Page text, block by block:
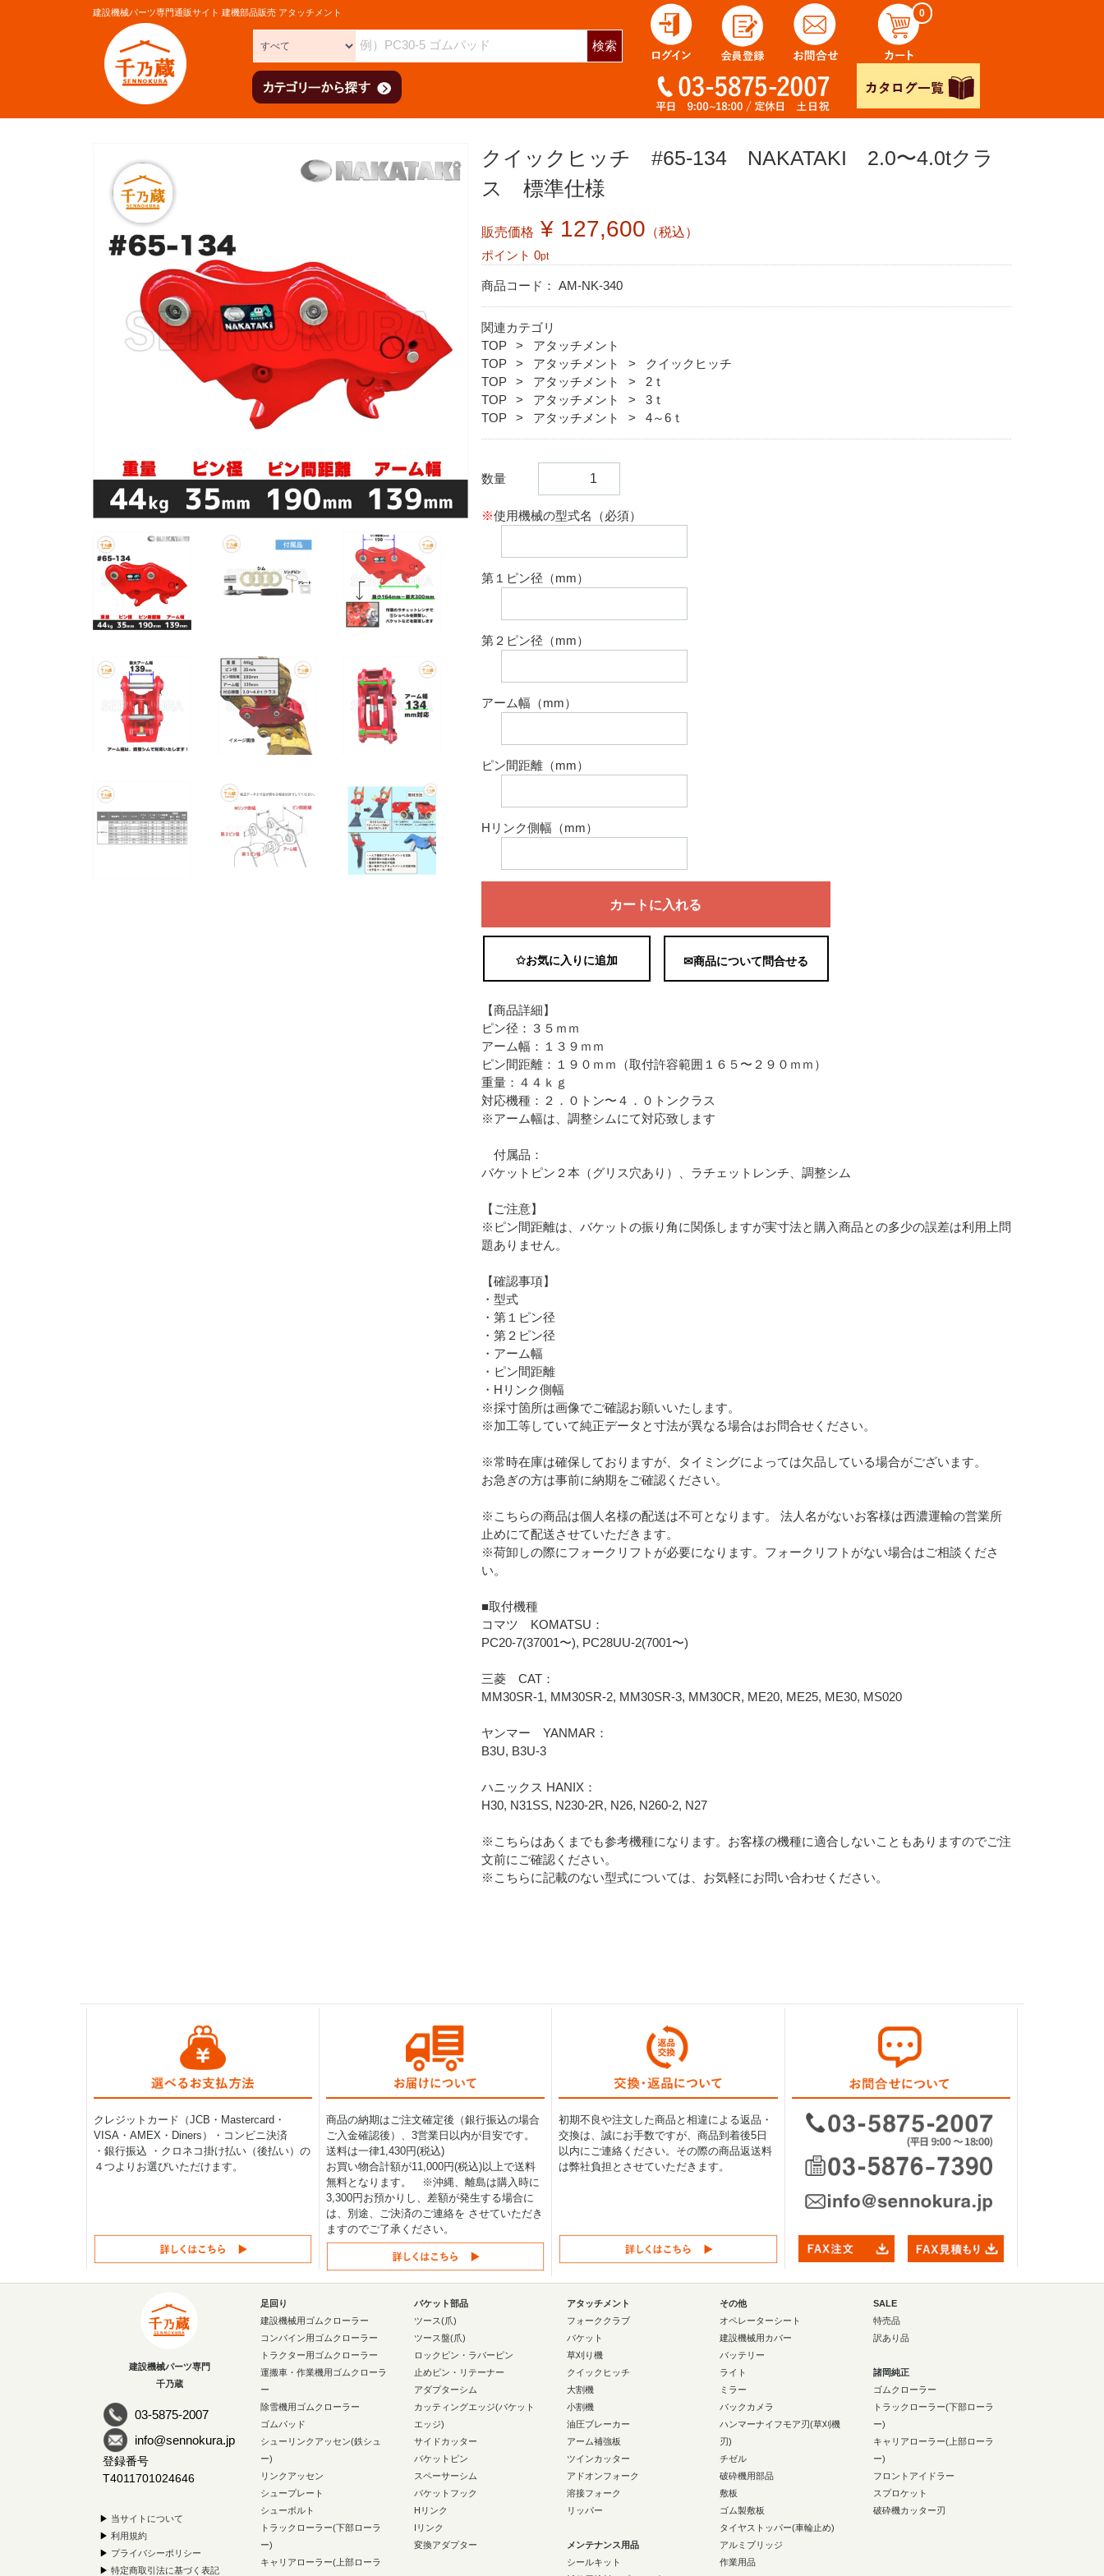
建設機械パーツ専門通販サイト 建機部品販売 アタッチメント
検索
0
クイックヒッチ #65-134 NAKATAKI 2.0〜4.0tクラ
ス 標準仕様
販売価格 ¥ 127,600 （税込）
ポイント 0pt
商品コード： AM-NK-340
関連カテゴリ
TOP
アタッチメント
TOP
アタッチメント
クイックヒッチ
TOP
アタッチメント
2ｔ
TOP
アタッチメント
3ｔ
TOP
アタッチメント 4～6ｔ
数量
※使用機械の型式名（必須）
第１ピン径（mm）
第２ピン径（mm）
アーム幅（mm）
ピン間距離（mm）
Hリンク側幅（mm）
カートに入れる
✩お気に入りに追加 ✉商品について問合せる
【商品詳細】
ピン径：３５ｍｍ
アーム幅：１３９ｍｍ
ピン間距離：１９０ｍｍ（取付許容範囲１６５〜２９０ｍｍ）
重量：４４ｋｇ
対応機種：２．０トン〜４．０トンクラス
※アーム幅は、調整シムにて対応致します
付属品：
バケットピン２本（グリス穴あり）、ラチェットレンチ、調整シム
【ご注意】
※ピン間距離は、バケットの振り角に関係しますが実寸法と購入商品との多少の誤差は利用上問
題ありません。
【確認事項】
・型式
・第１ピン径
・第２ピン径
・アーム幅
・ピン間距離
・Hリンク側幅
※採寸箇所は画像でご確認お願いいたします。
※加工等していて純正データと寸法が異なる場合はお問合せください。
※常時在庫は確保しておりますが、タイミングによっては欠品している場合がございます。
お急ぎの方は事前に納期をご確認ください。
※こちらの商品は個人名様の配送は不可となります。 法人名がないお客様は西濃運輸の営業所
止めにて配送させていただきます。
※荷卸しの際にフォークリフトが必要になります。フォークリフトがない場合はご相談くださ
い。
■取付機種
コマツ KOMATSU：
PC20-7(37001〜), PC28UU-2(7001〜)
三菱 CAT：
MM30SR-1, MM30SR-2, MM30SR-3, MM30CR, ME20, ME25, ME30, MS020
ヤンマー YANMAR：
B3U, B3U-3
ハニックス HANIX：
H30, N31SS, N230-2R, N26, N260-2, N27
※こちらはあくまでも参考機種になります。お客様の機種に適合しないこともありますのでご注
文前にご確認ください。
※こちらに記載のない型式については、お気軽にお問い合わせください。
クレジットカード（JCB・Mastercard・
VISA・AMEX・Diners）・コンビニ決済
・銀行振込 ・クロネコ掛け払い（後払い）の
４つよりお選びいただけます。
商品の納期はご注文確定後（銀行振込の場合
ご入金確認後）、3営業日以内が目安です。
送料は一律1,430円(税込)
お買い物合計額が11,000円(税込)以上で送料
無料となります。 ※沖縄、離島は購入時に
3,300円お預かりし、差額が発生する場合に
は、別途、ご決済のご連絡を させていただき
ますのでご了承ください。
初期不良や注文した商品と相違による返品・
交換は、誠にお手数ですが、商品到着後5日
以内にご連絡ください。その際の商品返送料
は弊社負担とさせていただきます。
建設機械パーツ専門
千乃蔵
03-5875-2007
info@sennokura.jp
登録番号
T4011701024646
▶ 当サイトについて
▶ 利用規約
▶ プライバシーポリシー
▶ 特定商取引法に基づく表記
足回り
建設機械用ゴムクローラー
コンバイン用ゴムクローラー
トラクター用ゴムクローラー
運搬車・作業機用ゴムクローラ
ー
除雪機用ゴムクローラー
ゴムパッド
シューリンクアッセン(鉄シュ
ー)
リンクアッセン
シュープレート
シューボルト
トラックローラー(下部ローラ
ー)
キャリアローラー(上部ローラ
バケット部品
ツース(爪)
ツース盤(爪)
ロックピン・ラバーピン
止めピン・リテーナー
アダプターシム
カッティングエッジ(バケット
エッジ)
サイドカッター
バケットピン
スペーサーシム
バケットフック
Hリンク
Iリンク
変換アダプター
アタッチメント
フォーククラブ
バケット
草刈り機
クイックヒッチ
大割機
小割機
油圧ブレーカー
アーム補強板
ツインカッター
アドオンフォーク
溶接フォーク
リッパー
メンテナンス用品
シールキット
その他
オペレーターシート
建設機械用カバー
バッテリー
ライト
ミラー
バックカメラ
ハンマーナイフモア刃(草刈機
刃)
チゼル
破砕機用部品
敷板
ゴム製敷板
タイヤストッパー(車輪止め)
アルミブリッジ
作業用品
SALE
特売品
訳あり品
諸岡純正
ゴムクローラー
トラックローラー(下部ローラ
ー)
キャリアローラー(上部ローラ
ー)
フロントアイドラー
スプロケット
破砕機カッター刃